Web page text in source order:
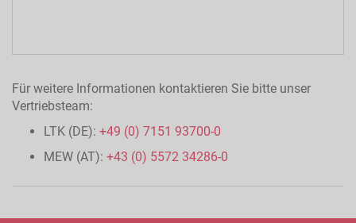
Für weitere Informationen kontaktieren Sie bitte unser
Vertriebsteam:
LTK (DE): +49 (0) 7151 93700-0
MEW (AT): +43 (0) 5572 34286-0